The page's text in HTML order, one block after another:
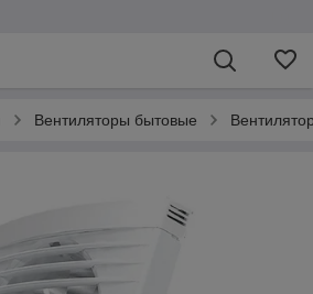
Вентиляторы бытовые